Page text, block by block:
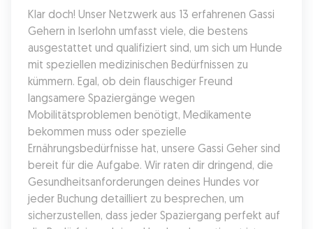
Klar doch! Unser Netzwerk aus 13 erfahrenen Gassi
Gehern in Iserlohn umfasst viele, die bestens
ausgestattet und qualifiziert sind, um sich um Hunde
mit speziellen medizinischen Bedürfnissen zu
kümmern. Egal, ob dein flauschiger Freund
langsamere Spaziergänge wegen
Mobilitätsproblemen benötigt, Medikamente
bekommen muss oder spezielle
Ernährungsbedürfnisse hat, unsere Gassi Geher sind
bereit für die Aufgabe. Wir raten dir dringend, die
Gesundheitsanforderungen deines Hundes vor
jeder Buchung detailliert zu besprechen, um
sicherzustellen, dass jeder Spaziergang perfekt auf